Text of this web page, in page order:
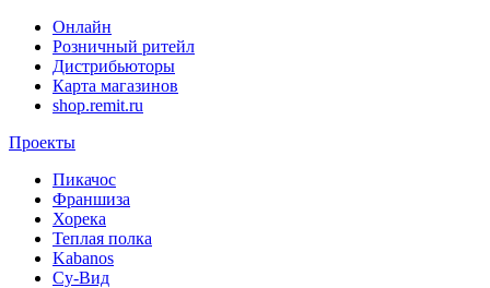
Онлайн
Розничный ритейл
Дистрибьюторы
Карта магазинов
shop.remit.ru
Проекты
Пикачос
Франшиза
Хорека
Теплая полка
Kabanos
Су-Вид